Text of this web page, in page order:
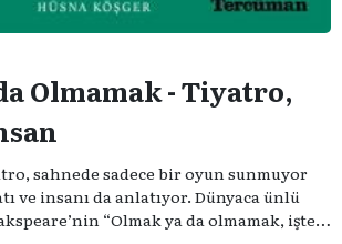
Olmamak - Tiyatro,
sahnede sadece bir oyun sunmuyor
ve insanı da anlatıyor. Dünyaca ünlü
“Olmak ya da olmamak, işte